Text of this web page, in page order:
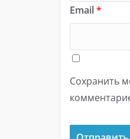
Email*
Сохранить